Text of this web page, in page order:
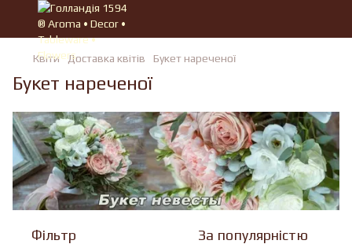
Квiти Доставка квітів Букет нареченої
Букет нареченої
Фільтр За популярністю